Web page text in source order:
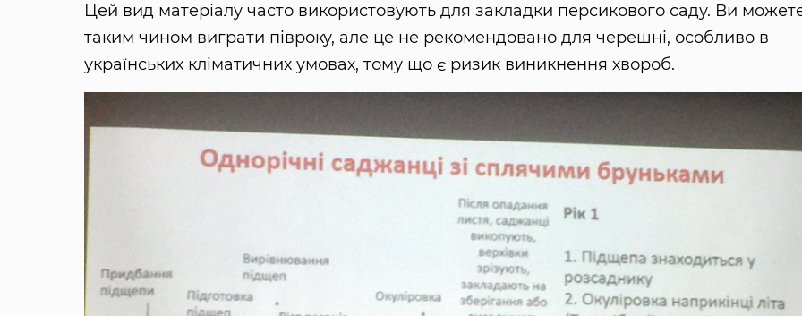
Цей вид матеріалу часто використовують для закладки персикового саду. Ви
таким чином виграти півроку, але це не рекомендовано для черешні, особливо в
українських кліматичних умовах, тому що є ризик виникнення хвороб.